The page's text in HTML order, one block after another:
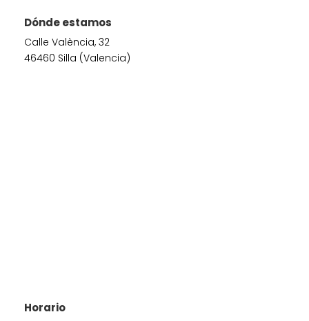
Dónde estamos
Calle València, 32
46460 Silla (Valencia)
Horario